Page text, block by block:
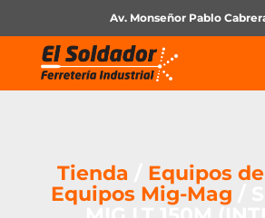
Av. Monseñor Pablo
Tienda Equipos
Equipos Mig-Mag